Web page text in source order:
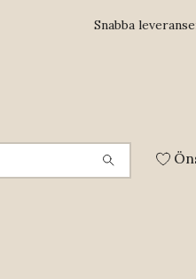
Snabba